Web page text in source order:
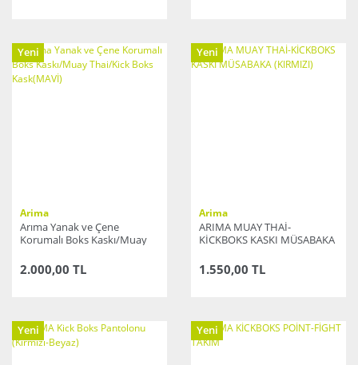
Yeni
Arima
Arıma Yanak ve Çene
Korumalı Boks Kaskı/Muay
2.000,00 TL
Yeni
Arima
ARIMA MUAY THAİ-
KİCKBOKS KASKI MÜSABAKA
1.550,00 TL
Yeni Yeni